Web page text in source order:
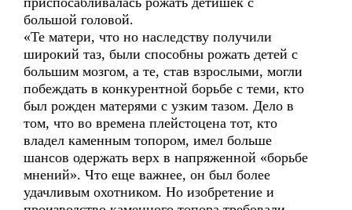
большой головой.
«Те матери, что но наследству получили
широкий таз, были способны рожать детей с
большим мозгом, а те, став взрослыми, могли
побеждать в конкурентной борьбе с теми, кто
был рожден матерями с узким тазом. Дело в
том, что во времена плейстоцена тот, кто
владел каменным топором, имел больше
шансов одержать верх в напряженной «борьбе
мнений». Что еще важнее, он был более
удачливым охотником. Но изобретение и